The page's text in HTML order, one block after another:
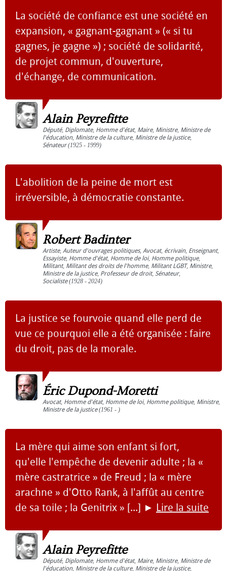
La société de confiance est une société en
expansion, « gagnant-gagnant » (« si tu
gagnes, je gagne ») ; société de solidarité,
de projet commun, d'ouverture,
d'échange, de communication.
Alain Peyrefitte
Député, Diplomate, Homme d'état, Maire, Ministre, Ministre de
l'éducation, Ministre de la culture, Ministre de la justice,
Sénateur(1925 - 1999)
L'abolition de la peine de mort est
irréversible, à démocratie constante.
Robert Badinter
Artiste, Auteur d'ouvrages politiques, Avocat, écrivain, Enseignant,
Essayiste, Homme d'état, Homme de loi, Homme politique,
Militant, Militant des droits de l'homme, Militant LGBT, Ministre,
Ministre de la justice, Professeur de droit, Sénateur,
Socialiste(1928 - 2024)
La justice se fourvoie quand elle perd de
vue ce pourquoi elle a été organisée : faire
du droit, pas de la morale.
Éric Dupond-Moretti
Avocat, Homme d'état, Homme de loi, Homme politique, Ministre,
Ministre de la justice(1961 - )
La mère qui aime son enfant si fort,
qu'elle l'empêche de devenir adulte ; la «
mère castratrice » de Freud ; la « mère
arachne » d'Otto Rank, à l'affût au centre
de sa toile ; la Genitrix » [...] ► Lire la suite
Alain Peyrefitte
Député, Diplomate, Homme d'état, Maire, Ministre, Ministre de
l'éducation, Ministre de la culture, Ministre de la justice,